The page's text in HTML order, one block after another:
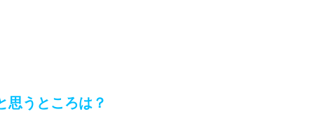
思うところは？